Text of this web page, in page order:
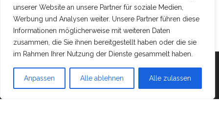
unserer Website an unsere Partner für soziale Medien,
Werbung und Analysen weiter. Unsere Partner führen diese
Informationen möglicherweise mit weiteren Daten
zusammen, die Sie ihnen bereitgestellt haben oder die sie
im Rahmen Ihrer Nutzung der Dienste gesammelt haben.
Anpassen Alle ablehnen Alle zulassen
Mit Stolz präsentiert vonWordPress |Theme:Head
Blog